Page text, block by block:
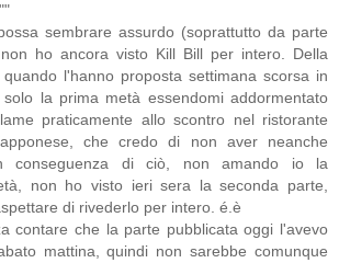
sembrare assurdo (soprattutto da parte
ho ancora visto Kill Bill per intero. Della
l'hanno proposta settimana scorsa in
la prima metà essendomi addormentato
praticamente allo scontro nel ristorante
che credo di non aver neanche
conseguenza di ciò, non amando io la
non ho visto ieri sera la seconda parte,
di rivederlo per intero. é.è
contare che la parte pubblicata oggi l'avevo
mattina, quindi non sarebbe comunque